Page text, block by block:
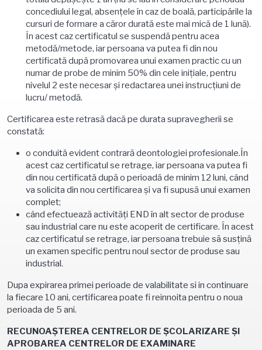
concediului legal, absenţele în caz de boală, participările la
cursuri de formare a căror durată este mai mică de 1 lună).
În acest caz certificatul se suspendă pentru acea
metodă/metode, iar persoana va putea fi din nou
certificată după promovarea unui examen practic cu un
numar de probe de minim 50% din cele iniţiale, pentru
nivelul 2 este necesar şi redactarea unei instrucţiuni de
lucru/ metodă.
Certificarea este retrasă dacă pe durata supravegherii se
constată:
o conduită evident contrară deontologiei profesionale.În
acest caz certificatul se retrage, iar persoana va putea fi
din nou certificată după o perioadă de minim 12 luni, când
va solicita din nou certificarea şi va fi supusă unui examen
complet;
când efectuează activităţi END în alt sector de produse
sau industrial care nu este acoperit de certificare. În acest
caz certificatul se retrage, iar persoana trebuie sã susţină
un examen specific pentru noul sector de produse sau
industrial.
Dupa expirarea primei perioade de valabilitate si in continuare
la fiecare 10 ani, certificarea poate fi reinnoita pentru o noua
perioada de 5 ani.
RECUNOAŞTEREA CENTRELOR DE ŞCOLARIZARE ŞI
APROBAREA CENTRELOR DE EXAMINARE